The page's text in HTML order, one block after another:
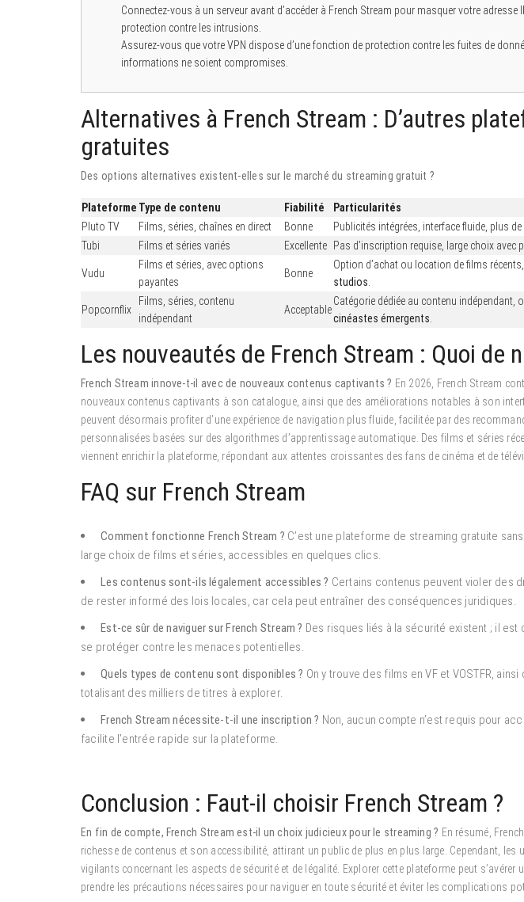
Connectez-vous à un serveur avant d’accéder à French Stream pour masquer votre adresse
protection contre les intrusions.
Assurez-vous que votre VPN dispose d’une fonction de protection contre les fuites de
informations ne soient compromises.
Alternatives à French Stream : D’autres
gratuites
Des options alternatives existent-elles sur le marché du streaming gratuit ?
Plateforme Type de contenu Fiabilité
Particularités
Pluto TV
Films, séries, chaînes en direct Bonne Publicités intégrées, interface fluide, plus de
Tubi
Films et séries variés Excellente Pas d’inscription requise, large choix avec
Vudu
Films et séries, avec options
payantes
Bonne
Option d’achat ou location de films
studios
Popcornflix
Films, séries, contenu
indépendant
Acceptable
Catégorie dédiée au contenu indépendant,
cinéastes émergents
Les nouveautés de French Stream : Quoi de
French Stream innove-t-il avec de nouveaux contenus captivants ? En 2026, French Stream
nouveaux contenus captivants à son catalogue, ainsi que des améliorations notables à son
peuvent désormais profiter d’une expérience de navigation plus fluide, facilitée par des
personnalisées basées sur des algorithmes d’apprentissage automatique. Des films et séries
viennent enrichir la plateforme, répondant aux attentes croissantes des fans de cinéma et de
FAQ sur French Stream
Comment fonctionne French Stream ? C’est une plateforme de streaming gratuite
large choix de films et séries, accessibles en quelques clics.
Les contenus sont-ils légalement accessibles ? Certains contenus peuvent violer des
de rester informé des lois locales, car cela peut entraîner des conséquences juridiques.
Est-ce sûr de naviguer sur French Stream ? Des risques liés à la sécurité existent ; il est
se protéger contre les menaces potentielles.
Quels types de contenu sont disponibles ? On y trouve des films en VF et VOSTFR,
totalisant des milliers de titres à explorer.
French Stream nécessite-t-il une inscription ? Non, aucun compte n’est requis pour
facilite l’entrée rapide sur la plateforme.
Conclusion : Faut-il choisir French Stream ?
En fin de compte, French Stream est-il un choix judicieux pour le streaming ? En résumé,
richesse de contenus et son accessibilité, attirant un public de plus en plus large. Cependant, les
vigilants concernant les aspects de sécurité et de légalité. Explorer cette plateforme peut
prendre les précautions nécessaires pour naviguer en toute sécurité et éviter les complications